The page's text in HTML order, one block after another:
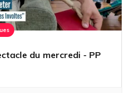
du mercredi - PP